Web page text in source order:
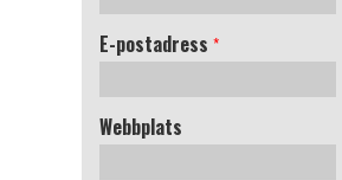
E-postadress *
Webbplats